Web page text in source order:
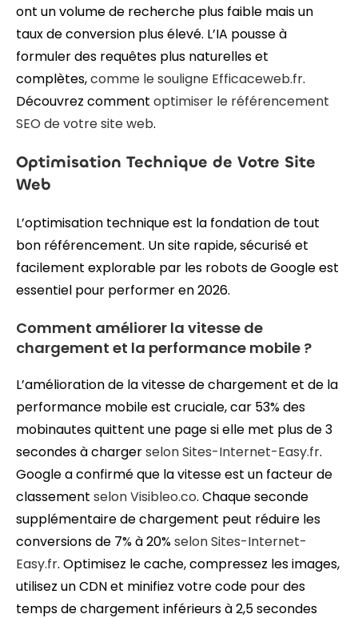
ont un volume de recherche plus faible mais un
taux de conversion plus élevé. L’IA pousse à
formuler des requêtes plus naturelles et
complètes,comme le souligne Efficaceweb.fr.
Découvrez comment optimiser le référencement
SEO de votre site web.
Optimisation Technique de Votre Site
Web
L’optimisation technique est la fondation de tout
bon référencement. Un site rapide, sécurisé et
facilement explorable par les robots de Google est
essentiel pour performer en 2026.
Comment améliorer la vitesse de
chargement et la performance mobile ?
L’amélioration de la vitesse de chargement et de la
performance mobile est cruciale, car 53% des
mobinautes quittent une page si elle met plus de 3
secondes à chargerselon Sites-Internet-Easy.fr.
Google a confirmé que la vitesse est un facteur de
classement selon Visibleo.co. Chaque seconde
supplémentaire de chargement peut réduire les
conversions de 7% à 20%selon Sites-Internet-
Easy.fr. Optimisez le cache, compressez les images,
utilisez un CDN et minifiez votre code pour des
temps de chargement inférieurs à 2,5 secondes